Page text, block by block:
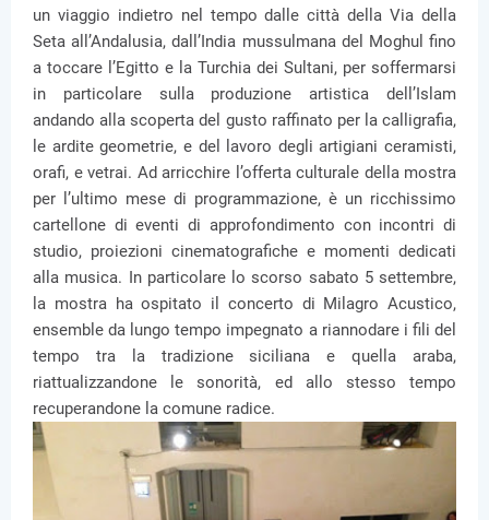
un viaggio indietro nel tempo dalle città della Via della
Seta all’Andalusia, dall’India mussulmana del Moghul fino
a toccare l’Egitto e la Turchia dei Sultani, per soffermarsi
in particolare sulla produzione artistica dell’Islam
andando alla scoperta del gusto raffinato per la calligrafia,
le ardite geometrie, e del lavoro degli artigiani ceramisti,
orafi, e vetrai. Ad arricchire l’offerta culturale della mostra
per l’ultimo mese di programmazione, è un ricchissimo
cartellone di eventi di approfondimento con incontri di
studio, proiezioni cinematografiche e momenti dedicati
alla musica. In particolare lo scorso sabato 5 settembre,
la mostra ha ospitato il concerto di Milagro Acustico,
ensemble da lungo tempo impegnato a riannodare i fili del
tempo tra la tradizione siciliana e quella araba,
riattualizzandone le sonorità, ed allo stesso tempo
recuperandone la comune radice.